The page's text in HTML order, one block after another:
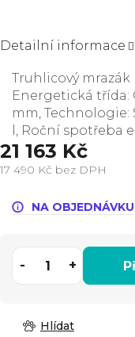
21 163 Kč
17 490 Kč bez DPH
cena:NA OBJEDNÁVKU
Truhlicový mrazák
Energetická třída:
mm, Technologie:
l, Roční spotřeba
Detailní informace
Hlídat